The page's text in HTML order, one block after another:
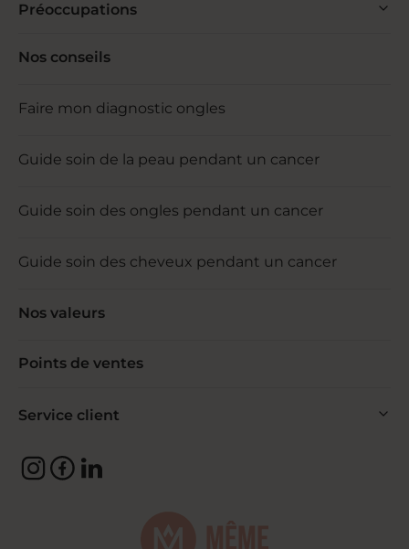
Préoccupations
Nos conseils
Faire mon diagnostic ongles
Guide soin de la peau pendant un cancer
Guide soin des ongles pendant un cancer
Guide soin des cheveux pendant un cancer
Nos valeurs
Points de ventes
Service client